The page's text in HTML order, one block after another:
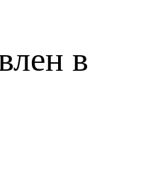
в